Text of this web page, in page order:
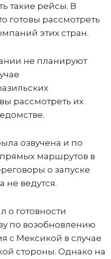
такие рейсы. В
готовы рассмотреть
этих стран.
не планируют
рассмотреть их
озвучена и по
маршрутов в
о запуске
не ведутся.
о готовности
по возобновлению
с Мексикой в случае
стороны. Однако на